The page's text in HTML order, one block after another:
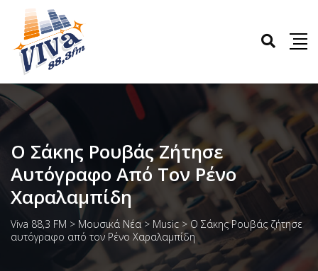
Ο Σάκης Ρουβάς Ζήτησε
Αυτόγραφο Από Τον Ρένο
Χαραλαμπίδη
Viva 88,3 FM > Μουσικά Νέα > Music > Ο Σάκης Ρουβάς ζήτησε
αυτόγραφο από τον Ρένο Χαραλαμπίδη